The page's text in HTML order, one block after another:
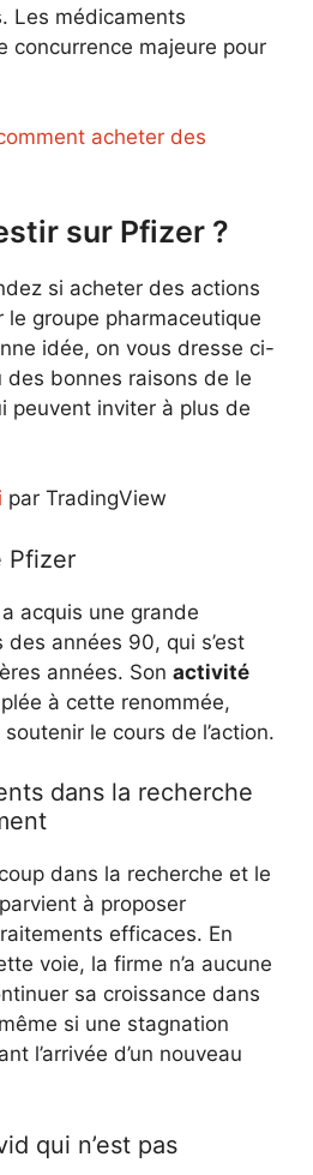
Les médicaments
concurrence majeure pour
acheter des
sur Pfizer ?
si acheter des actions
le groupe pharmaceutique
idée, on vous dresse ci-
bonnes raisons de le
peuvent inviter à plus de
par TradingView
Pfizer
acquis une grande
années 90, qui s’est
années. Son activité
à cette renommée,
le cours de l’action.
dans la recherche
dans la recherche et le
à proposer
efficaces. En
voie, la firme n’a aucune
sa croissance dans
si une stagnation
l’arrivée d’un nouveau
qui n’est pas